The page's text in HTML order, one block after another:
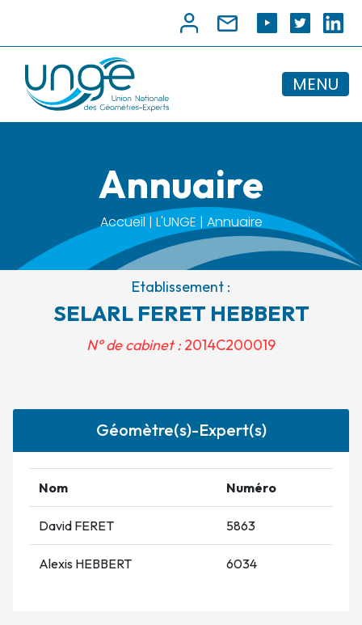
MENU
Annuaire
Accueil | L'UNGE | Annuaire
Etablissement :
SELARL FERET HEBBERT
N° de cabinet :2014C200019
Géomètre(s)-Expert(s)
Nom Numéro
David FERET 5863
Alexis HEBBERT 6034